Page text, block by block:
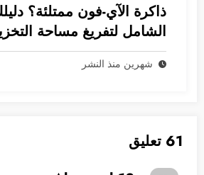
ذاكرة الآي-فون ممتلئة؟
الشامل لتفريغ مساحة
نظام iOS
شهرين منذ النشر
61 تعليق